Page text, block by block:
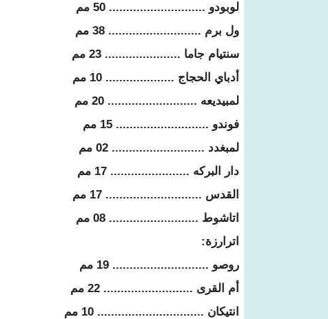
لوبودو ............................ 50 مم
ول برم ........................... 38 مم
سنتيام جاما ...................... 23 مم
أدباي الحجاج .................... 10 مم
لمبيديعه .......................... 20 مم
فوندو ........................... 15 مم
لمبغدد ........................... 02 مم
دار البركه ....................... 17 مم
القدس ............................ 17 مم
اتاشوط .......................... 08 مم
اترارزة:
روصو ............................ 19 مم
أم القرى .......................... 22 مم
انتيكان ............................... 10 مم